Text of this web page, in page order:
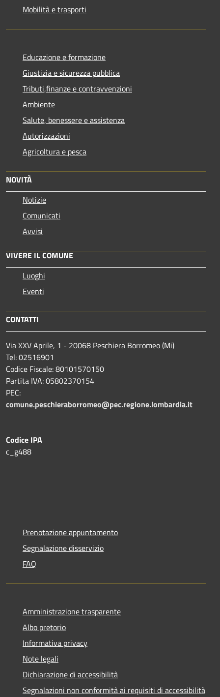
Mobilità e trasporti
Educazione e formazione
Giustizia e sicurezza pubblica
Tributi,finanze e contravvenzioni
Ambiente
Salute, benessere e assistenza
Autorizzazioni
Agricoltura e pesca
NOVITÀ
Notizie
Comunicati
Avvisi
VIVERE IL COMUNE
Luoghi
Eventi
CONTATTI
Via XXV Aprile, 1 - 20068 Peschiera Borromeo (Mi)
Tel: 02516901
Codice Fiscale: 80101570150
Partita IVA: 05802370154
PEC:
comune.peschieraborromeo@pec.regione.lombardia.it
Codice IPA
c_g488
Prenotazione appuntamento
Segnalazione disservizio
FAQ
Amministrazione trasparente
Albo pretorio
Informativa privacy
Note legali
Dichiarazione di accessibilità
Segnalazioni non conformità ai requisiti di accessibilità